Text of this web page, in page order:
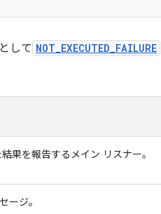
して NOT_EXECUTED_FAILURE
果を報告するメイン リスナー。
ージ。